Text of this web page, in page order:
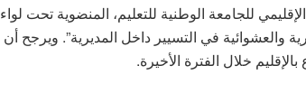
للجامعة الوطنية للتعليم، المنضوية تحت لواء
والعشوائية في التسيير داخل المديرية”. ويرجح أن
خلال الفترة الأخيرة.